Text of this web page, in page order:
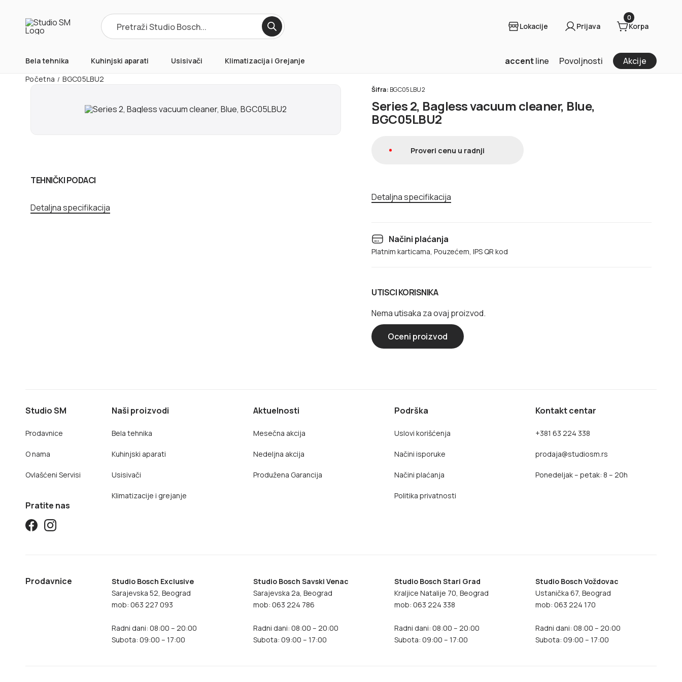
Products
search Lokacije Prijava
0
Korpa
Bela tehnika Kuhinjski aparati Usisivači Klimatizacija i Grejanje accentline Povoljnosti Akcije
Početna / BGC05LBU2
TEHNIČKI PODACI
Detaljna specifikacija
Šifra: BGC05LBU2
Series 2, Bagless vacuum cleaner, Blue,
BGC05LBU2
Proveri cenu u radnji
Detaljna specifikacija
Načini plaćanja
Platnim karticama, Pouzećem, IPS QR kod
UTISCI KORISNIKA
Nema utisaka za ovaj proizvod.
Oceni proizvod
Studio SM
Prodavnice
O nama
Ovlašćeni Servisi
Pratite nas
Naši proizvodi
Bela tehnika
Kuhinjski aparati
Usisivači
Klimatizacije i grejanje
Aktuelnosti
Mesečna akcija
Nedeljna akcija
Produžena Garancija
Podrška
Uslovi korišćenja
Načini isporuke
Načini plaćanja
Politika privatnosti
Kontakt centar
+381 63 224 338
prodaja@studiosm.rs
Ponedeljak – petak: 8 – 20h
Prodavnice
Studio Bosch Exclusive
Sarajevska 52, Beograd
mob: 063 227 093
Radni dani: 08:00 – 20:00
Subota: 09:00 – 17:00
Studio Bosch Savski Venac
Sarajevska 2a, Beograd
mob: 063 224 786
Radni dani: 08:00 – 20:00
Subota: 09:00 – 17:00
Studio Bosch Stari Grad
Kraljice Natalije 70, Beograd
mob: 063 224 338
Radni dani: 08:00 – 20:00
Subota: 09:00 – 17:00
Studio Bosch Voždovac
Ustanička 67, Beograd
mob: 063 224 170
Radni dani: 08:00 – 20:00
Subota: 09:00 – 17:00